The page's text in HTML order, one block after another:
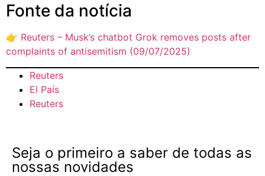
Fonte da notícia
👉 Reuters – Musk’s chatbot Grok removes posts after
complaints of antisemitism (09/07/2025)
Reuters
El País
Reuters
Seja o primeiro a saber de todas as
nossas novidades